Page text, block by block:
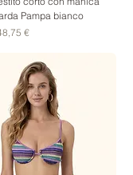
Pampa bianco
scontato
€